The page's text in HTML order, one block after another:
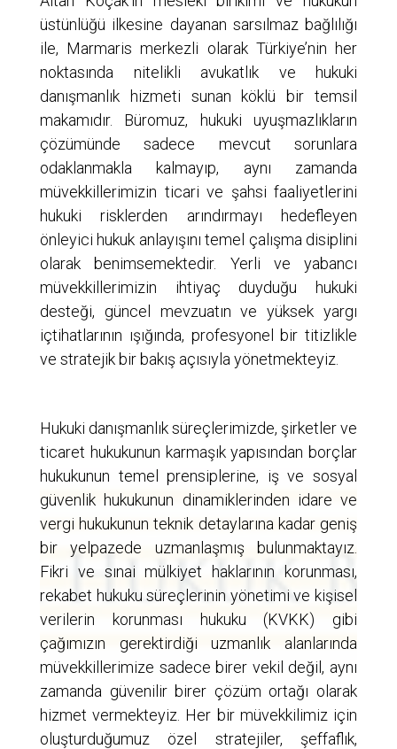
üstünlüğü ilkesine dayanan sarsılmaz bağlılığı
ile, Marmaris merkezli olarak Türkiye’nin her
noktasında nitelikli avukatlık ve hukuki
danışmanlık hizmeti sunan köklü bir temsil
makamıdır. Büromuz, hukuki uyuşmazlıkların
çözümünde sadece mevcut sorunlara
odaklanmakla kalmayıp, aynı zamanda
müvekkillerimizin ticari ve şahsi faaliyetlerini
hukuki risklerden arındırmayı hedefleyen
önleyici hukuk anlayışını temel çalışma disiplini
olarak benimsemektedir. Yerli ve yabancı
müvekkillerimizin ihtiyaç duyduğu hukuki
desteği, güncel mevzuatın ve yüksek yargı
içtihatlarının ışığında, profesyonel bir titizlikle
ve stratejik bir bakış açısıyla yönetmekteyiz.
Hukuki danışmanlık süreçlerimizde, şirketler ve
ticaret hukukunun karmaşık yapısından borçlar
hukukunun temel prensiplerine, iş ve sosyal
güvenlik hukukunun dinamiklerinden idare ve
vergi hukukunun teknik detaylarına kadar geniş
bir yelpazede uzmanlaşmış bulunmaktayız.
Fikri ve sınai mülkiyet haklarının korunması,
rekabet hukuku süreçlerinin yönetimi ve kişisel
verilerin korunması hukuku (KVKK) gibi
çağımızın gerektirdiği uzmanlık alanlarında
müvekkillerimize sadece birer vekil değil, aynı
zamanda güvenilir birer çözüm ortağı olarak
hizmet vermekteyiz. Her bir müvekkilimiz için
oluşturduğumuz özel stratejiler, şeffaflık,